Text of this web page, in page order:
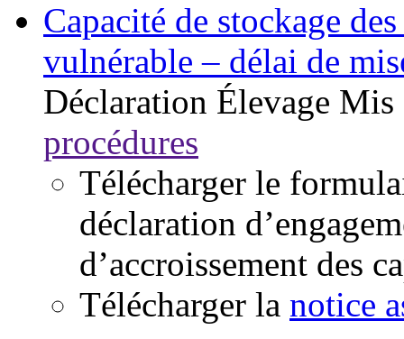
Capacité de stockage
vulnérable – délai de
Déclaration Élevage Mis
procédures
Télécharger le
déclaration
d’accroissement des
Télécharger la notice